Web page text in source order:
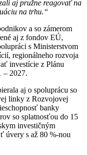
aj pružne reagovaťna
na trhu.“
a so zámerom
aj z fondov EÚ,
s Ministerstvom
regionálneho rozvoja
investície z Plánu
– 2027.
aj o spoluprácu so
linky z Rozvojovej
banky
so splatnosťou do 15
investičným
úvery s až 80 %-nou